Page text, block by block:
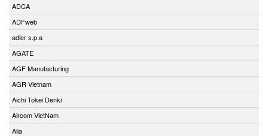
ADCA
ADFweb
adler s.p.a
AGATE
AGF Manufacturing
AGR Vietnam
Aichi Tokei Denki
Aircom VietNam
Alia